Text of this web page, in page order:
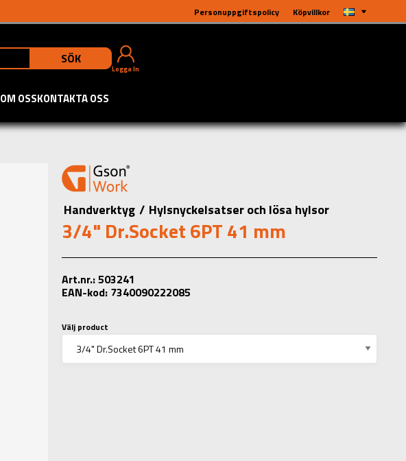
Personuppgiftspolicy Köpvillkor
SÖK
Logga In
OM OSSKONTAKTA OSS
Handverktyg / Hylsnyckelsatser och lösa hylsor
3/4" Dr.Socket 6PT 41 mm
Art.nr.: 503241
EAN-kod: 7340090222085
Välj product